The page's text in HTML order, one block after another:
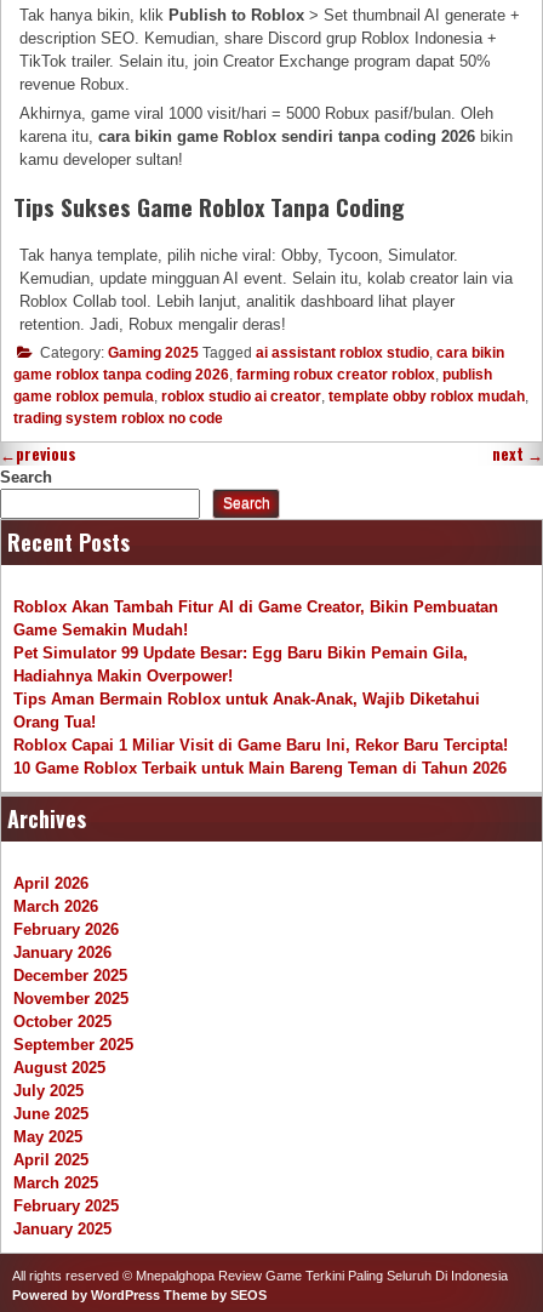
Tak hanya bikin, klik Publish to Roblox > Set thumbnail AI generate +
description SEO. Kemudian, share Discord grup Roblox Indonesia +
TikTok trailer. Selain itu, join Creator Exchange program dapat 50%
revenue Robux.
Akhirnya, game viral 1000 visit/hari = 5000 Robux pasif/bulan. Oleh
karena itu,cara bikin game Roblox sendiri tanpa coding 2026 bikin
kamu developer sultan!
Tips Sukses Game Roblox Tanpa Coding
Tak hanya template, pilih niche viral: Obby, Tycoon, Simulator.
Kemudian, update mingguan AI event. Selain itu, kolab creator lain via
Roblox Collab tool. Lebih lanjut, analitik dashboard lihat player
retention. Jadi, Robux mengalir deras!
Category: Gaming 2025 Tagged ai assistant roblox studio, cara bikin
game roblox tanpa coding 2026, farming robux creator roblox, publish
game roblox pemula, roblox studio ai creator, template obby roblox mudah,
trading system roblox no code
←previous next →
Search
Search
Recent Posts
Roblox Akan Tambah Fitur AI di Game Creator, Bikin Pembuatan
Game Semakin Mudah!
Pet Simulator 99 Update Besar: Egg Baru Bikin Pemain Gila,
Hadiahnya Makin Overpower!
Tips Aman Bermain Roblox untuk Anak-Anak, Wajib Diketahui
Orang Tua!
Roblox Capai 1 Miliar Visit di Game Baru Ini, Rekor Baru Tercipta!
10 Game Roblox Terbaik untuk Main Bareng Teman di Tahun 2026
Archives
April 2026
March 2026
February 2026
January 2026
December 2025
November 2025
October 2025
September 2025
August 2025
July 2025
June 2025
May 2025
April 2025
March 2025
February 2025
January 2025
All rights reserved © Mnepalghopa Review Game Terkini Paling Seluruh Di Indonesia
Powered by WordPress Theme by SEOS